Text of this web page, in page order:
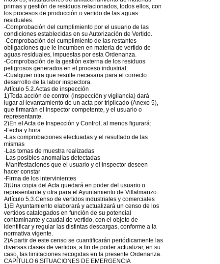
primas y gestión de residuos relacionados, todos ellos, con
los procesos de producción o vertido de las aguas
residuales.
-Comprobación del cumplimiento por el usuario de las
condiciones establecidas en su Autorización de Vertido.
-Comprobación del cumplimiento de las restantes
obligaciones que le incumben en materia de vertido de
aguas residuales, impuestas por esta Ordenanza.
-Comprobación de la gestión externa de los residuos
peligrosos generados en el proceso industrial.
-Cualquier otra que resulte necesaria para el correcto
desarrollo de la labor inspectora.
Artículo 5.2.Actas de inspección
1)Toda acción de control (inspección y vigilancia) dará
lugar al levantamiento de un acta por triplicado (Anexo 5),
que firmarán el inspector competente, y el usuario o
representante.
2)En el Acta de Inspección y Control, al menos figurará:
-Fecha y hora
-Las comprobaciones efectuadas y el resultado de las
mismas
-Las tomas de muestra realizadas
-Las posibles anomalías detectadas
-Manifestaciones que el usuario y el inspector deseen
hacer constar
-Firma de los intervinientes
3)Una copia del Acta quedará en poder del usuario o
representante y otra para el Ayuntamiento de Villalmanzo.
Artículo 5.3.Censo de vertidos industriales y comerciales
1)El Ayuntamiento elaborará y actualizará un censo de los
vertidos catalogados en función de su potencial
contaminante y caudal de vertido, con el objeto de
identificar y regular las distintas descargas, conforme a la
normativa vigente.
2)A partir de este censo se cuantificarán periódicamente las
diversas clases de vertidos, a fin de poder actualizar, en su
caso, las limitaciones recogidas en la presente Ordenanza.
CAPÍTULO 6.SITUACIONES DE EMERGENCIA